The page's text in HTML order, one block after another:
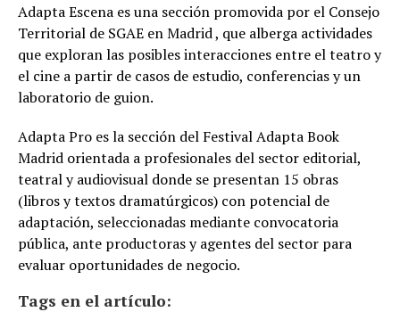
Adapta Escena es una sección promovida por el Consejo
Territorial de SGAE en Madrid , que alberga actividades
que exploran las posibles interacciones entre el teatro y
el cine a partir de casos de estudio, conferencias y un
laboratorio de guion.
Adapta Pro es la sección del Festival Adapta Book
Madrid orientada a profesionales del sector editorial,
teatral y audiovisual donde se presentan 15 obras
(libros y textos dramatúrgicos) con potencial de
adaptación, seleccionadas mediante convocatoria
pública, ante productoras y agentes del sector para
evaluar oportunidades de negocio.
Tags en el artículo: